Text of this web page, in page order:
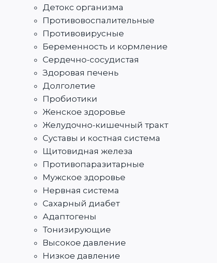
Детокс организма
Противовоспалительные
Противовирусные
Беременность и кормление
Сердечно-сосудистая
Здоровая печень
Долголетие
Пробиотики
Женское здоровье
Желудочно-кишечный тракт
Суставы и костная система
Щитовидная железа
Противопаразитарные
Мужское здоровье
Нервная система
Сахарный диабет
Адаптогены
Тонизирующие
Высокое давление
Низкое давление